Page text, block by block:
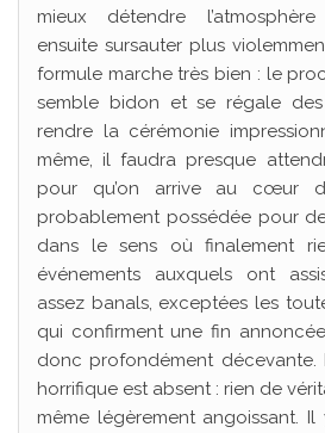
mieux détendre
ensuite sursauter plus
formule marche très bien : le
semble bidon et se régale
rendre la cérémonie
même, il faudra presque
pour qu’on arrive au cœur
probablement possédée pour
dans le sens où finalement
événements auxquels ont
assez banals, exceptées les
qui confirment une fin
donc profondément décevante.
horrifique est absent : rien de
même légèrement angoissant.